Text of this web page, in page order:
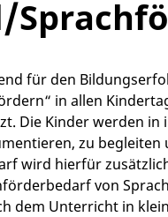
für den
in allen
Die Kinder werden in
zu begleiten
wird hierfür
von
dem Unterricht in